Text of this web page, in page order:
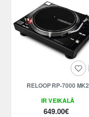
IR VEIKALĀ
RELOOP RP-7000 MK2
649.00€